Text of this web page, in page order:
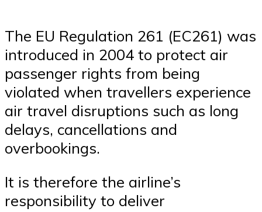
The EU Regulation 261 (EC261) was
introduced in 2004 to protect air
passenger rights from being
violated when travellers experience
air travel disruptions such as long
delays, cancellations and
overbookings.
It is therefore the airline’s
responsibility to deliver